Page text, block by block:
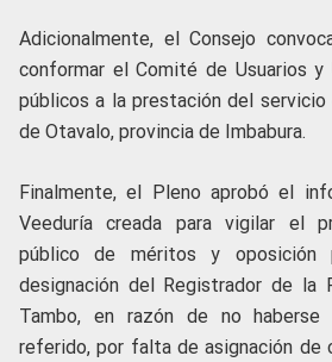
Adicionalmente, el Consejo
conformar el Comité de Usuarios y
públicos a la prestación del
de Otavalo, provincia de Imbabura.
Finalmente, el Pleno aprobó el
Veeduría creada para vigilar el
público de méritos y oposición
designación del Registrador de la
Tambo, en razón de no haberse
referido, por falta de asignación de